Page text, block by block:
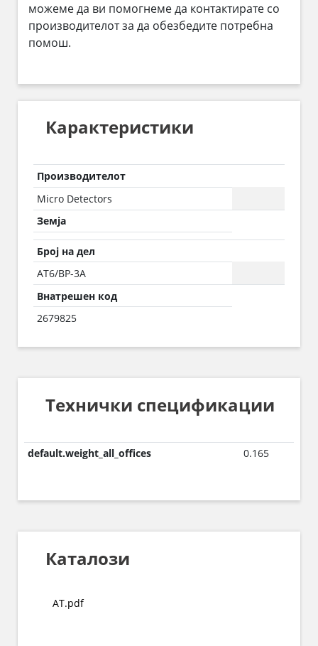
можеме да ви помогнеме да контактирате со
производителот за да обезбедите потребна
помош.
Карактеристики
Производителот
Micro Detectors
Земја
Број на дел
AT6/BP-3A
Внатрешен код
2679825
Технички спецификации
default.weight_all_offices 0.165
Каталози
AT.pdf